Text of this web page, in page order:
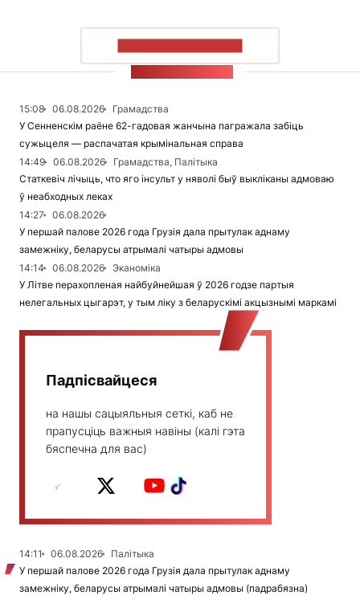
15:08 06.08.2026
Грамадства
У Сенненскім раёне 62-гадовая жанчына пагражала забіць
сужыцеля — распачатая крымінальная справа
14:49
06.08.2026
Грамадства, Палітыка
Статкевіч лічыць, что яго інсульт у няволі быў выкліканы адмоваю
ў неабходных леках
14:27
06.08.2026
У першай палове 2026 года Грузія дала прытулак аднаму
замежніку, беларусы атрымалі чатыры адмовы
14:14
06.08.2026
Эканоміка
У Літве перахопленая найбуйнейшая ў 2026 годзе партыя
нелегальных цыгарэт, у тым ліку з беларускімі акцызнымі маркамі
Падпісвайцеся
на нашы сацыяльныя сеткі, каб не
прапусціць важныя навіны (калі гэта
бяспечна для вас)
14:11 06.08.2026
Палітыка
У першай палове 2026 года Грузія дала прытулак аднаму
замежніку, беларусы атрымалі чатыры адмовы (падрабязна)